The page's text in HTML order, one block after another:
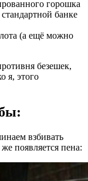
горошка
банке
(а ещё можно
безешек,
я, этого
взбивать
появляется пена: